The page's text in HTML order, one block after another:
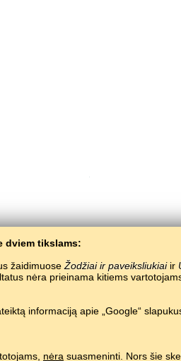
dviem tikslams:
žaidimuose Žodžiai ir paveiksliukiaiir
nėra prieinama kitiems
informaciją apie „Google“
nėra suasmeninti. Nors šie
Visos teisės saugomos.